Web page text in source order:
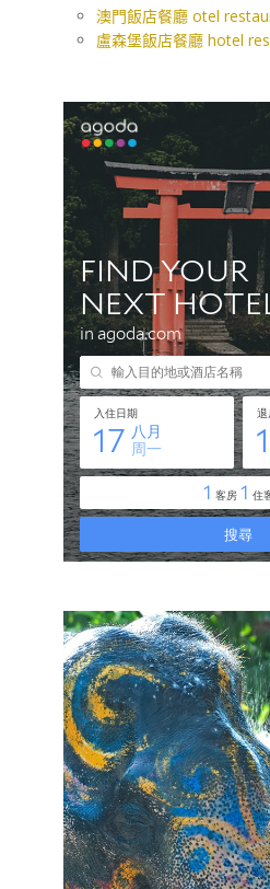
澳門飯店餐廳 otel
盧森堡飯店餐廳 hotel